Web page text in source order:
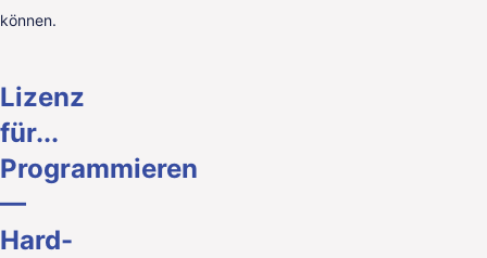
können.
Lizenz
für...
Programmieren
—
Hard-